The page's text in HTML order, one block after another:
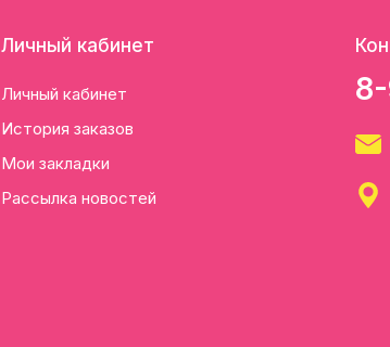
Личный кабинет
Личный кабинет
История заказов
Мои закладки
Рассылка новостей